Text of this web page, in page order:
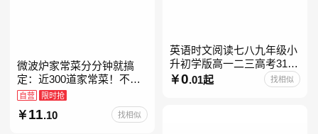
英语时文阅读七八九年级小
升初学版高一二三高考31期
30快捷英语阅读理解2027
0.01起 找相似
微波炉家常菜分分钟就搞
定：近300道家常菜！不开
火、零油烟！蒸、煮、炒、
烤、焗……全彩印刷+步骤
图解，让美味跃然眼前、操
自营 限时抢
11 .10 找相似